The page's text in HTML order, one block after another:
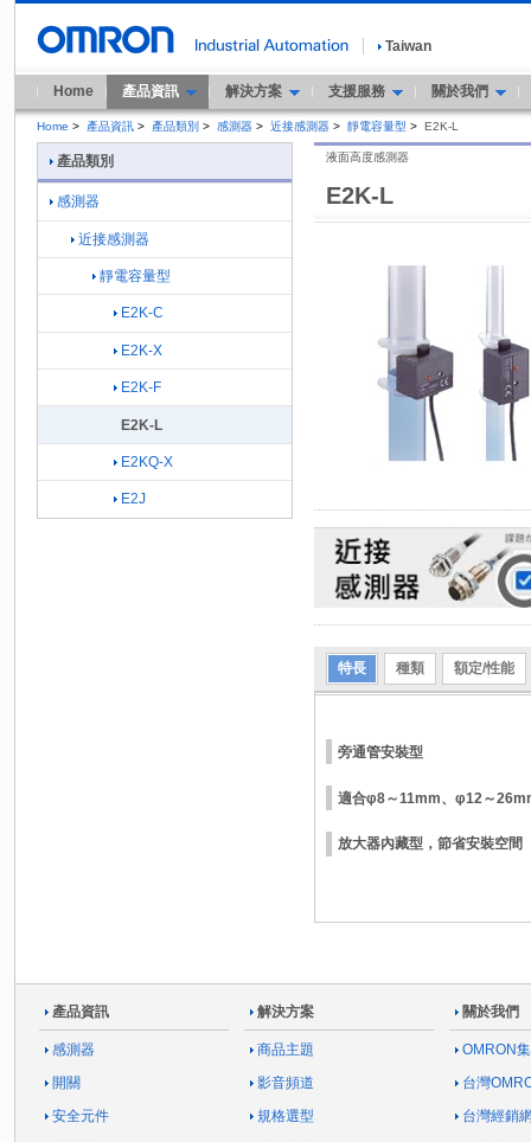
Taiwan
Home 產品資訊 解決方案 支援服務 關於我們
Home > 產品資訊 > 產品類別 > 感測器 > 近接感測器 > 靜電容量型 > E2K-L
E2K-L
液面高度感測器
特長 種類 額定/性能
旁通管安裝型
適合φ8～11mm、φ12～
放大器內藏型，節省安裝空間
產品類別
感測器
近接感測器
靜電容量型
E2K-C
E2K-X
E2K-F
E2K-L
E2KQ-X
E2J
產品資訊
感測器
開關
安全元件
解決方案
商品主題
影音頻道
規格選型
關於我們
OMRON
台灣
台灣經銷